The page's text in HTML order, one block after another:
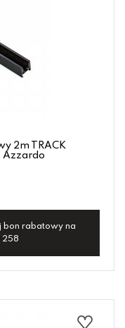
2m TRACK
Azzardo
bon rabatowy na
258